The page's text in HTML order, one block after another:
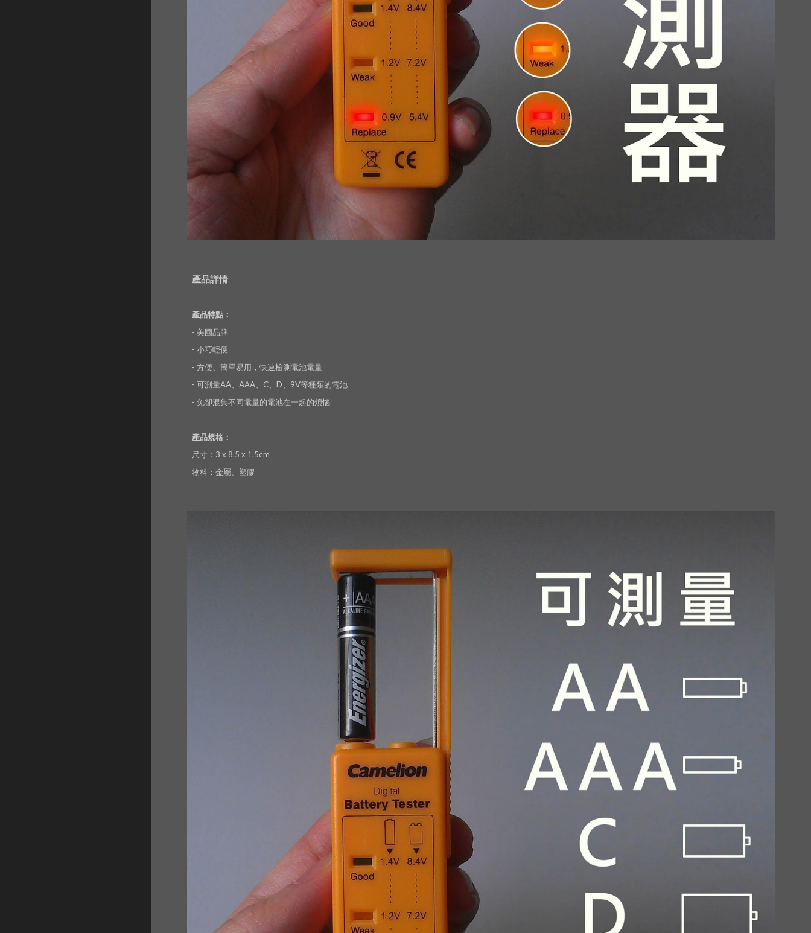
產品詳情
產品特點：
- 美國品牌
- 小巧輕便
- 方便、簡單易用，快速檢測電池電量
- 可測量AA、AAA、C、D、9V等種類的電池
- 免卻混集不同電量的電池在一起的煩惱
產品規格：
尺寸：3 x 8.5 x 1.5cm
物料：金屬、塑膠